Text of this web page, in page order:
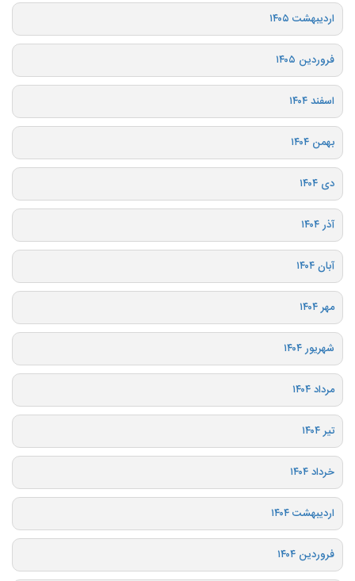
اردیبهشت ۱۴۰۵
فروردین ۱۴۰۵
اسفند ۱۴۰۴
بهمن ۱۴۰۴
دی ۱۴۰۴
آذر ۱۴۰۴
آبان ۱۴۰۴
مهر ۱۴۰۴
شهریور ۱۴۰۴
مرداد ۱۴۰۴
تیر ۱۴۰۴
خرداد ۱۴۰۴
اردیبهشت ۱۴۰۴
فروردین ۱۴۰۴